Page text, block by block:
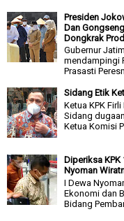
Presiden
Dan
Dongkrak
Gubernur
mendampingi
Prasasti
Sidang Etik
Ketua KPK
Sidang
Ketua Komisi
Diperiksa KPK
Nyoman
I Dewa
Ekonomi dan
Bidang